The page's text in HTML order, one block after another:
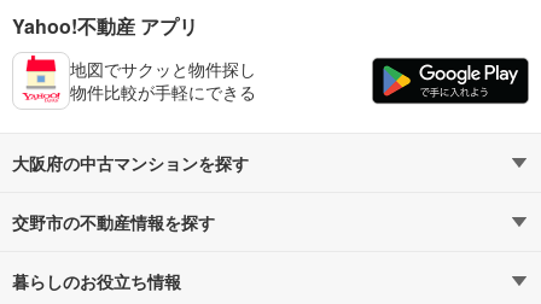
Yahoo!不動産 アプリ
地図でサクッと物件探し
物件比較が手軽にできる
大阪府の中古マンションを探す
路線・駅から探す
通勤・通学時間から探す
交野市の不動産情報を探す
不動産・住宅
暮らしのお役立ち情報